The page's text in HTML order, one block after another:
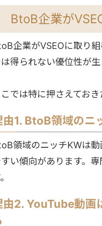
BtoB企業が
企業がVSEOに取り
得られない優位性が生
では特に押さえておき
由1. BtoB領域のニ
領域のニッチKWは
い傾向があります。
由2. YouTube動画